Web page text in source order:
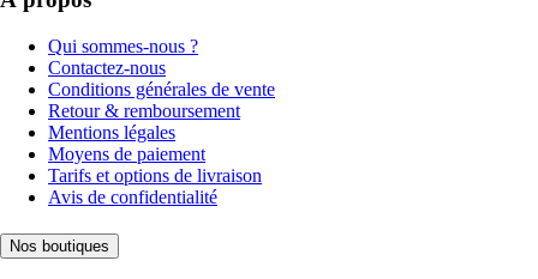
Qui sommes-nous ?
Contactez-nous
Conditions générales de vente
Retour & remboursement
Mentions légales
Moyens de paiement
Tarifs et options de livraison
Avis de confidentialité
Nos boutiques